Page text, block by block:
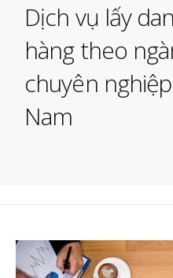
Dịch vụ lấy
hàng theo
chuyên
Nam